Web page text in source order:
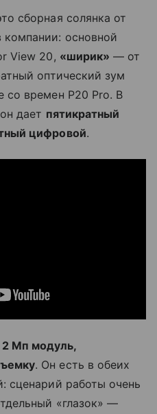
сборная солянка от
основной
View 20, «ширик» — от
оптический зум
со времен P20 Pro. В
дает пятикратный
цифровой.
2 Мп модуль,
. Он есть в обеих
сценарий работы очень
«глазок» —